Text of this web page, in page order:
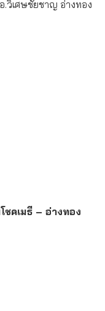
.วิเศษชัยชาญ อ่างทอง
ชคเมธี – อ่างทอง